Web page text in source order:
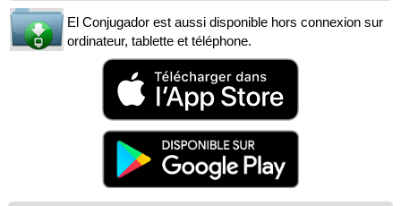
El Conjugador est aussi disponible hors connexion sur
ordinateur, tablette et téléphone.